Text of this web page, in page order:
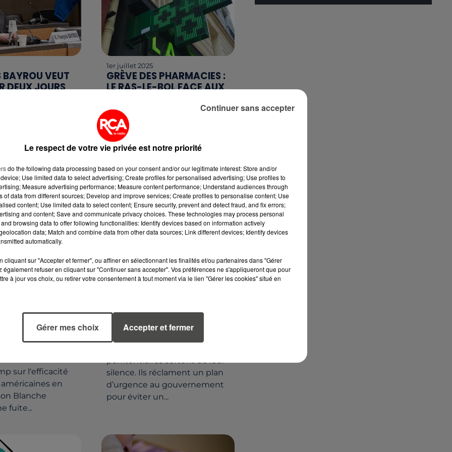
VEUT
DEUX JOURS
du lundi de
finances
de 43,8...
1er juillet 2025
GRÈVE DES PHARMACIES :
LE RAS-LE-BOL FACE AUX
Les pharmaciens entrent en
grève à partir de ce mardi 1er
juillet. Ils dénoncent les
économies imposées par le
sur le médicament,...
ONT-ELLES
DÉTRUIT LES
sur l'efficacité
en
Blanche
fuite...
CRAQUENT ET SONNENT
L’ALARME
pénitentiaires sortent de leur
silence. Ils réclament un plan
d’urgence au gouvernement
pour éviter un...
Le respect de votre vie privée est notre priorité
do the following data processing based on your consent and/or our legitimate interest: Store and/or
Use limited data to select advertising; Create profiles for personalised advertising; Use profiles to
Measure advertising performance; Measure content performance; Understand audiences through
of data from different sources; Develop and improve services; Create profiles to personalise content; Use
content; Use limited data to select content; Ensure security, prevent and detect fraud, and fix errors;
and content; Save and communicate privacy choices. These technologies may process personal
browsing data to offer following functionalities: Identify devices based on information actively
data; Match and combine data from other data sources; Link different devices; Identify devices
automatically.
cliquant sur "Accepter et fermer", ou affiner en sélectionnant les finalités et/ou partenaires dans "Gérer
également refuser en cliquant sur "Continuer sans accepter". Vos préférences ne s'appliqueront que pour
à jour vos choix, ou retirer votre consentement à tout moment via le lien "Gérer les cookies" situé en
Gérer mes choix Accepter et fermer
Continuer sans accepter